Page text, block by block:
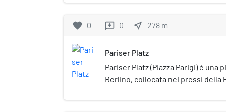
Goethe e situato a Berlino,
esponente della scuola di
favorite 0 reviews 0 near_me 278 m
Pariser Platz
Pariser Platz (Piazza Parigi) è una
Berlino, collocata nei pressi della
francese, in onore